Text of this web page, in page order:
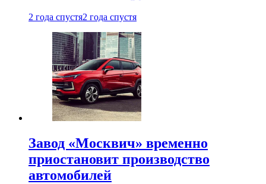
2 года спустя2 года спустя
Завод «Москвич» временно
приостановит производство
автомобилей